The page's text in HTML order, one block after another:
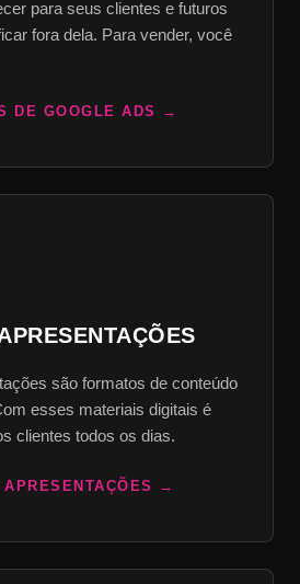
para seus clientes e futuros
fora dela. Para vender, você
DE GOOGLE ADS
são formatos de conteúdo
esses materiais digitais é
clientes todos os dias.